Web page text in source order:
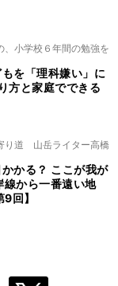
、小学校６年間の勉強を
を「理科嫌い」に
方と家庭でできる
り道 山岳ライター高橋
かる？ ここが我が
線から一番遠い地
回】